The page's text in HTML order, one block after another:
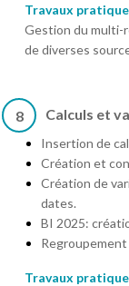
Travaux
Gestion du multi-
de diverses
8 Calculs et
Insertion de
Création et
Création de
dates.
BI 2025:
Travaux